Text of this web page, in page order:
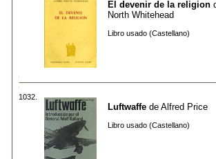
El devenir de la religion
North Whitehead
Libro usado (Castellano)
1032.
Luftwaffe de Alfred Price
Libro usado (Castellano)